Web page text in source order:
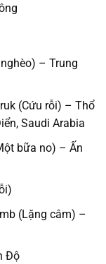
– Trung
(Cứu rỗi) – Thổ
Saudi Arabia
bữa no) – Ấn
(Lặng câm) –
Độ